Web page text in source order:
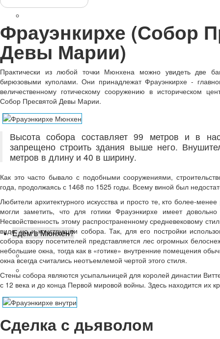
Едем в Мюнхен?
Как добраться? Авиабилеты
Фрауэнкирхе (Собор
Девы Марии)
Практически из любой точки Мюнхена можно увидеть две
бирюзовыми куполами. Они принадлежат Фрауэнкирхе -
величественному готическому сооружению в историческом
Собор Пресвятой Девы Марии.
Высота собора составляет 99 метров и в
запрещено строить здания выше него.
метров в длину и 40 в ширину.
Как это часто бывало с подобными сооружениями,
года, продолжаясь с 1468 по 1525 годы. Всему виной был
Любители архитектурного искусства и просто те, кто более-
могли заметить, что для готики Фрауэнкирхе имеет
Несвойственность этому распространенному средневековому
виде, но и конструкции собора. Так, для его постройки
собора взору посетителей представляется лес огромных
небольшие окна, тогда как в «готике» внутренние помещения
окна всегда считались неотъемлемой чертой этого стиля.
Стены собора являются усыпальницей для королей династии
с 12 века и до конца Первой мировой войны. Здесь находится их
Сделка с дьяволом